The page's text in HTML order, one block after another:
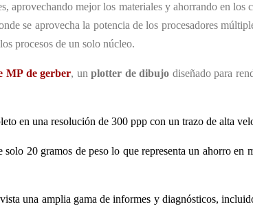
aprovechando mejor los materiales y ahorrando en los
se aprovecha la potencia de los procesadores
procesos de un solo núcleo.
MP de gerber, unplotter de dibujo diseñado para
en una resolución de 300 ppp con un trazo de alta
20 gramos de peso lo que representa un ahorro en
una amplia gama de informes y diagnósticos,